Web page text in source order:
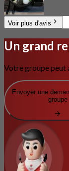
Voir plus d'avis
Un grand
Votre groupe peut
Envoyer une
groupe